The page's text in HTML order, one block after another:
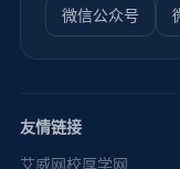
微信公众号
友情链接
艾威网校厚学网